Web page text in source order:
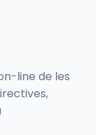
line de les